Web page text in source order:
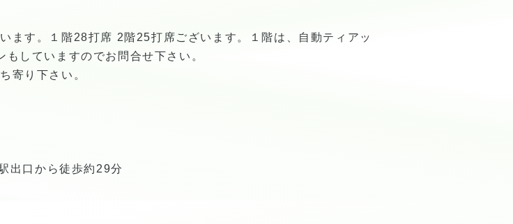
ます。１階28打席 2階25打席ございます。１階は、自動ティアッ
していますのでお問合せ下さい。
寄り下さい。
出口から徒歩約29分